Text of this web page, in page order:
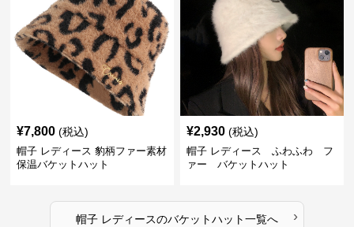
¥7,800 (税込)
帽子 レディース 豹柄ファー素材
保温バケットハット
¥2,930 (税込)
帽子 レディース ふわふわ フ
ァー バケットハット
帽子 レディースのバケットハット一覧へ ›